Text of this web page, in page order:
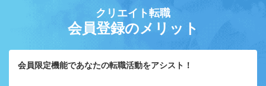
クリエイト転職
会員登録のメリット
会員限定機能であなたの転職活動をアシスト！